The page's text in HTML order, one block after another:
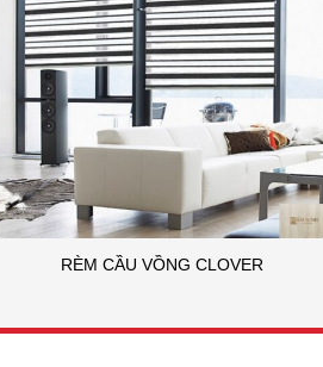
RÈM CẦU VỒNG CLOVER